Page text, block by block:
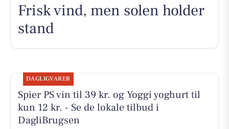
Frisk vind, men solen holder
stand
DAGLIGVARER
Spier PS vin til 39 kr. og Yoggi yoghurt til
kun 12 kr. - Se de lokale tilbud i
DagliBrugsen